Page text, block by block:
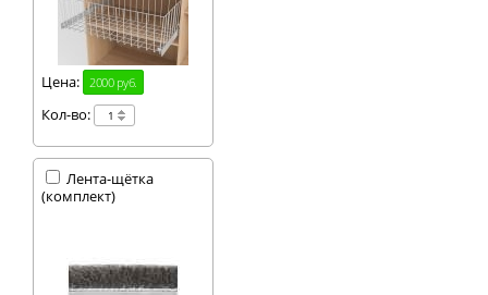
Цена: 2000 руб.
Кол-во:
Лента-щётка
(комплект)